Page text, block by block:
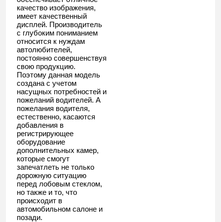
качество изображения,
имеет качественный
дисплей. Производитель
с глубоким пониманием
относится к нуждам
автолюбителей,
постоянно совершенствуя
свою продукцию.
Поэтому данная модель
создана с учетом
насущных потребностей и
пожеланий водителей. А
пожелания водителя,
естественно, касаются
добавления в
регистрирующее
оборудование
дополнительных камер,
которые смогут
запечатлеть не только
дорожную ситуацию
перед лобовым стеклом,
но также и то, что
происходит в
автомобильном салоне и
позади.